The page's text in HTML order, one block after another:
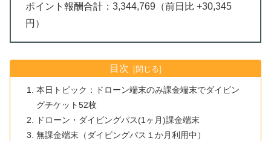
ポイント報酬合計：3,344,769（前日比 +30,345
円）
目次
本日トピック：ドローン端末のみ課金端末でダイビン
グチケット52枚
ドローン・ダイビングパス(1ヶ月)課金端末
無課金端末（ダイビングパス１か月利用中）